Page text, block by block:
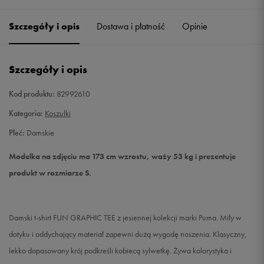
S Powiadom o dostępności
Szczegóły i opis Dostawa i płatność Opinie
Szczegóły i opis
Kod produktu: 82992610
Kategoria: Koszulki
Płeć: Damskie
Modelka na zdjęciu ma 173 cm wzrostu, waży 53 kg i prezentuje
produkt w rozmiarze S.
Damski t-shirt FUN GRAPHIC TEE z jesiennej kolekcji marki Puma. Miły w
dotyku i oddychający materiał zapewni dużą wygodę noszenia. Klasyczny,
lekko dopasowany krój podkreśli kobiecą sylwetkę. Żywa kolorystyka i